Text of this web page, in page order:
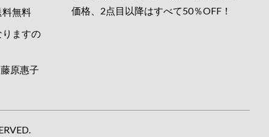
料無料
ますの
藤原惠子
価格、2点目以降はすべて50％OFF！